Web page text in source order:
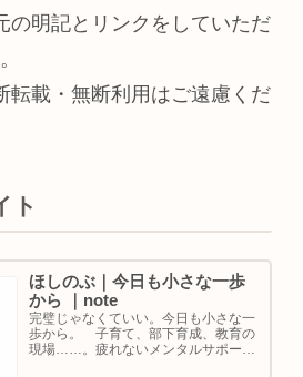
の明記とリンクをしていただ
転載・無断利用はご遠慮くだ
ト
ほしのぶ｜今日も小さな一歩
から ｜note
完璧じゃなくていい。今日も小さな一
歩から。 子育て、部下育成、教育の
現場……。疲れないメンタルサポート